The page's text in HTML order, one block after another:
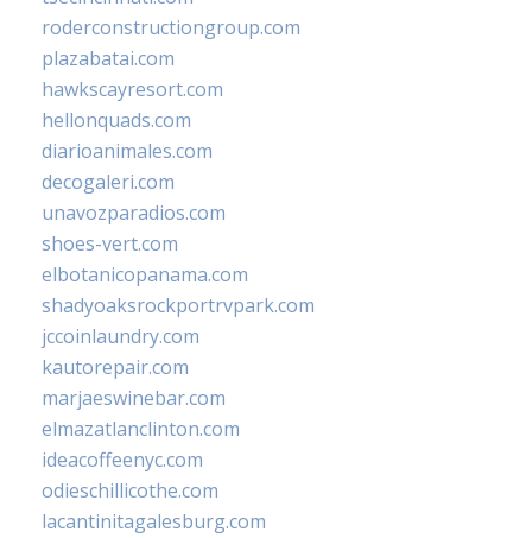
roderconstructiongroup.com
plazabatai.com
hawkscayresort.com
hellonquads.com
diarioanimales.com
decogaleri.com
unavozparadios.com
shoes-vert.com
elbotanicopanama.com
shadyoaksrockportrvpark.com
jccoinlaundry.com
kautorepair.com
marjaeswinebar.com
elmazatlanclinton.com
ideacoffeenyc.com
odieschillicothe.com
lacantinitagalesburg.com